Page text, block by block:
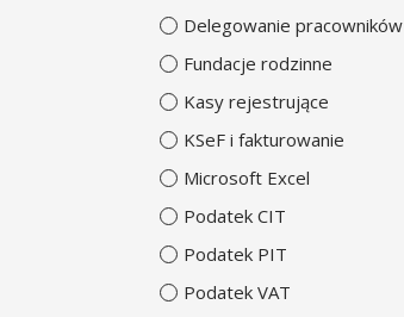
Delegowanie pracowników
Fundacje rodzinne
Kasy rejestrujące
KSeF i fakturowanie
Microsoft Excel
Podatek CIT
Podatek PIT
Podatek VAT